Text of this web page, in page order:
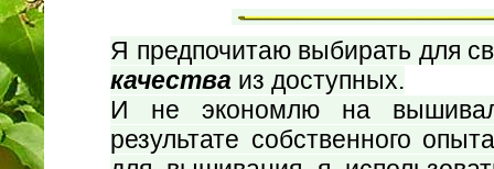
Я предпочитаю выбирать для
качества из доступных.
И не экономлю на
результате собственного